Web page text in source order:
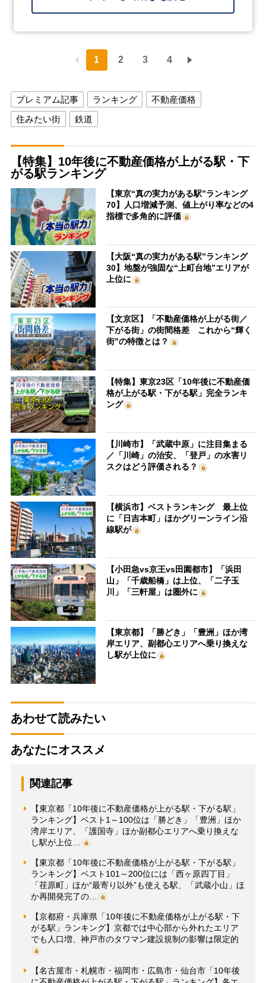
1 2 3 4
プレミアム記事 ランキング
不動産価格
住みたい街
鉄道
【特集】10年後に不動産価格が上がる駅・下
がる駅ランキング
【東京“真の実力がある駅”ランキング
70】人口増減予測、値上がり率などの4
指標で多角的に評価
【大阪“真の実力がある駅”ランキング
30】地盤が強固な“上町台地”エリアが
上位に
【文京区】「不動産価格が上がる街／
下がる街」の街間格差 これから“輝く
街”の特徴とは？
【特集】東京23区「10年後に不動産価
格が上がる駅・下がる駅」完全ランキ
ング
【川崎市】「武蔵中原」に注目集まる
／「川崎」の治安、「登戸」の水害リ
スクはどう評価される？
【横浜市】ベストランキング 最上位
に「日吉本町」ほかグリーンライン沿
線駅が
【小田急vs京王vs田園都市】「浜田
山」「千歳船橋」は上位、「二子玉
川」「三軒屋」は圏外に
【東京都】「勝どき」「豊洲」ほか湾
岸エリア、副都心エリアへ乗り換えな
し駅が上位に
あわせて読みたい
あなたにオススメ
関連記事
【東京都「10年後に不動産価格が上がる駅・下がる駅」
ランキング】ベスト1～100位は「勝どき」「豊洲」ほか
湾岸エリア、「護国寺」ほか副都心エリアへ乗り換えな
し駅が上位…
【東京都「10年後に不動産価格が上がる駅・下がる駅」
ランキング】ベスト101～200位には「西ヶ原四丁目」
「荏原町」ほか“最寄り以外”も使える駅、「武蔵小山」ほ
か再開発完了の…
【京都府・兵庫県「10年後に不動産価格が上がる駅・下
がる駅」ランキング】京都では中心部から外れたエリア
でも人口増、神戸市のタワマン建設規制の影響は限定的
【名古屋市・札幌市・福岡市・広島市・仙台市「10年後